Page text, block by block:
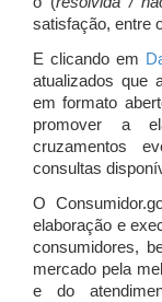
satisfação, entre
E clicando em
atualizados que
em formato
promover a
cruzamentos
consultas
O
elaboração e
consumidores,
mercado pela
e do